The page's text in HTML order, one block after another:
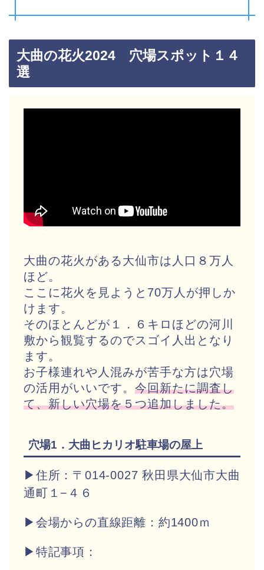
大曲の花火2024 穴場スポット１４
選
大曲の花火がある大仙市は人口８万人
ほど。
ここに花火を見ようと70万人が押しか
けます。
そのほとんどが１．６キロほどの河川
敷から観覧するのでスゴイ人出となり
ます。
お子様連れや人混みが苦手な方は穴場
の活用がいいです。 今回新たに調査し
て、新しい穴場を５つ追加しました。
穴場1．大曲ヒカリオ駐車場の屋上
▶住所：〒014-0027 秋田県大仙市大曲
通町１−４６
▶会場からの直線距離：約1400ｍ
▶特記事項：